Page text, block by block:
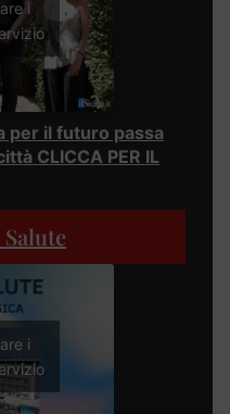
i
per il futuro passa
CLICCA PER IL
i